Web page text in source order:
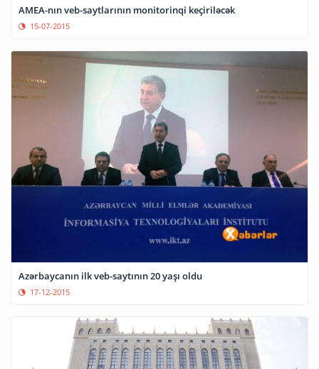
AMEA-nın veb-saytlarının monitorinqi keçiriləcək
15-07-2015
Azərbaycanın ilk veb-saytının 20 yaşı oldu
17-12-2015